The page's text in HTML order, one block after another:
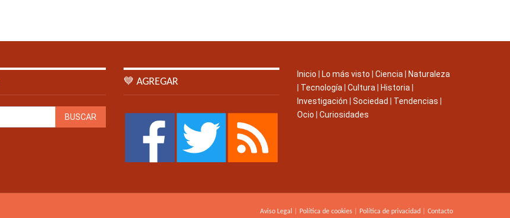
💙 AGREGAR
Inicio Lo más visto Ciencia
Naturaleza
Tecnología Cultura Historia
Investigación
Sociedad Tendencias
Ocio
Curiosidades
Aviso Legal Política de cookies Política de privacidad Contacto